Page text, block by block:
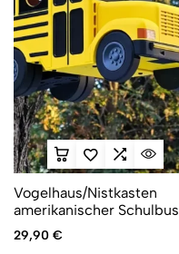
Vogelhaus/Nistkasten
amerikanischer Schulbus
29,90 €